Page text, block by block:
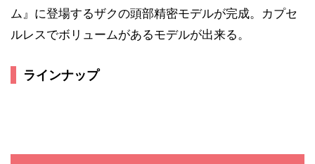
ム』に登場するザクの頭部精密モデルが完成。カプセ
ルレスでボリュームがあるモデルが出来る。
ラインナップ